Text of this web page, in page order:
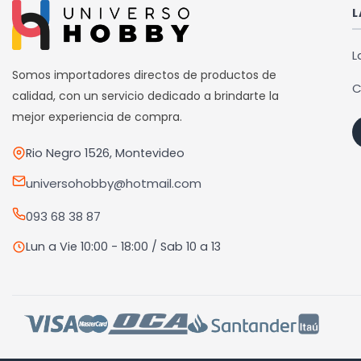
Somos importadores directos de productos de
calidad, con un servicio dedicado a brindarte la
mejor experiencia de compra.
Rio Negro 1526, Montevideo
universohobby@hotmail.com
093 68 38 87
Lun a Vie 10:00 - 18:00 / Sab 10 a 13